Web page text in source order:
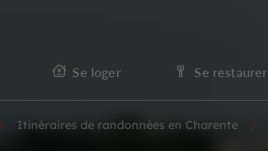
Se loger Se restaurer
Itinéraires de randonnées en Charente